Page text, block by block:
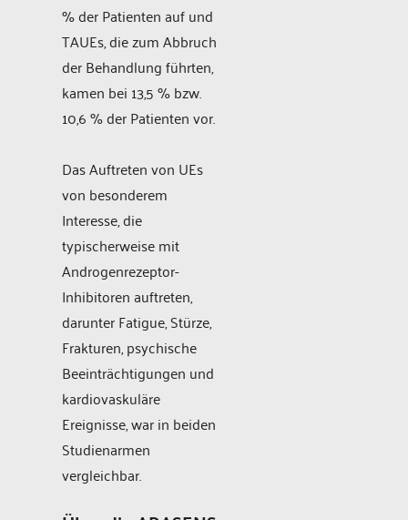
% der Patienten auf und
TAUEs, die zum Abbruch
der Behandlung führten,
kamen bei 13,5 % bzw.
10,6 % der Patienten vor.
Das Auftreten von UEs
von besonderem
Interesse, die
typischerweise mit
Androgenrezeptor-
Inhibitoren auftreten,
darunter Fatigue, Stürze,
Frakturen, psychische
Beeinträchtigungen und
kardiovaskuläre
Ereignisse, war in beiden
Studienarmen
vergleichbar.